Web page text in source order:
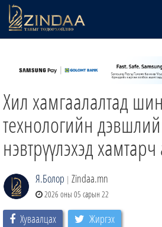
ТВ8
ӨГЛӨӨНИЙ СОНИН
Хил хамгаалалтад
технологийн
нэвтрүүлэхэд
Я.Болор | Zindaa.mn
2026 оны 05 сарын 22
Хуваалцах Жиргэх